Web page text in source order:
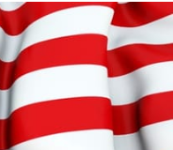
سياسة
إقتصاد
منوعات
كأس العالم